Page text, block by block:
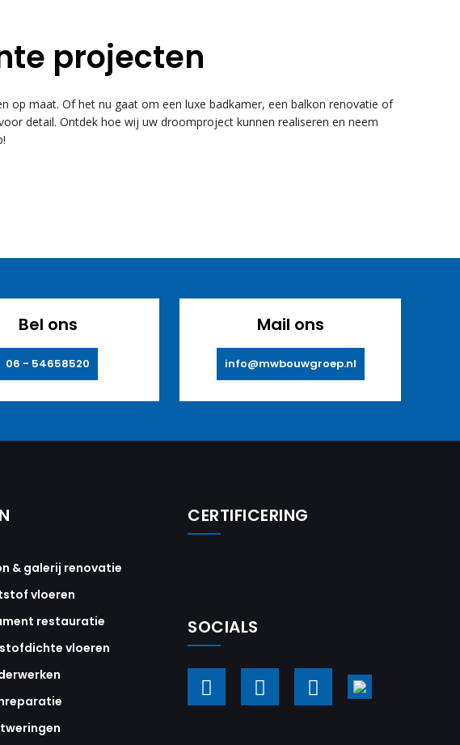
projecten
maat. Of het nu gaat om een luxe badkamer, een balkon renovatie of
detail. Ontdek hoe wij uw droomproject kunnen realiseren en neem
Bel ons
06 - 54658520
Mail ons
info@mwbouwgroep.nl
& galerij renovatie
vloeren
restauratie
vloeren
CERTIFICERING
SOCIALS